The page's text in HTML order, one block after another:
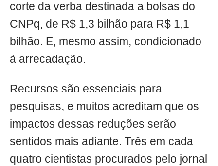
corte da verba destinada a bolsas do
CNPq, de R$ 1,3 bilhão para R$ 1,1
bilhão. E, mesmo assim, condicionado
à arrecadação.
Recursos são essenciais para
pesquisas, e muitos acreditam que os
impactos dessas reduções serão
sentidos mais adiante. Três em cada
quatro cientistas procurados pelo jornal